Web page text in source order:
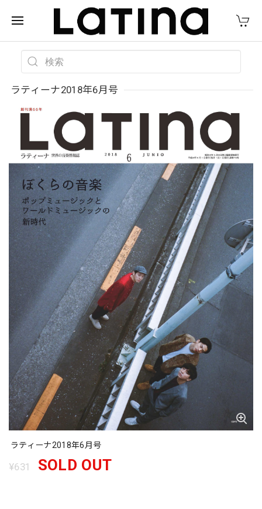
ラティーナ2018年6月号
ラティーナ2018年6月号
¥631 SOLD OUT